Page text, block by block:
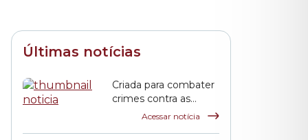
Últimas notícias
Criada para combater
crimes contra as
mulheres, Lei Maria
Acessar notícia